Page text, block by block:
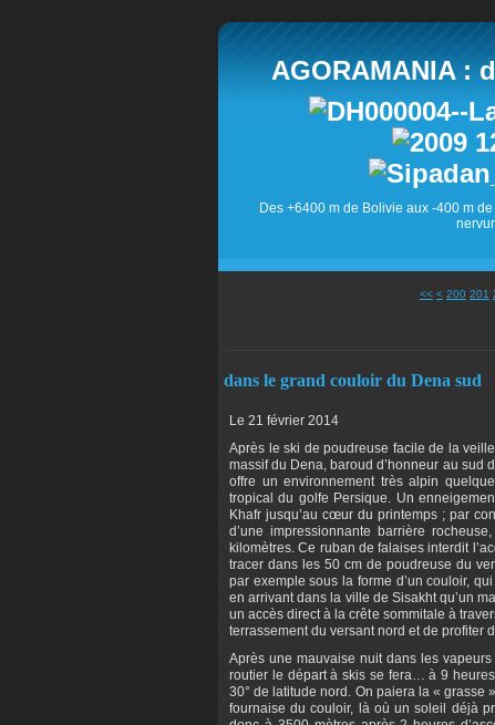
AGORAMANIA :
Des +6400 m de Bolivie aux -400 m
<< < 200 201
dans le grand couloir du Dena sud
Le 21 février 2014
Après le ski de poudreuse facile de la
massif du Dena, baroud d’honneur au sud
offre un environnement très alpin
tropical du golfe Persique. Un
Khafr jusqu’au cœur du printemps ; par
d’une impressionnante barrière
kilomètres. Ce ruban de falaises interdit
tracer dans les 50 cm de poudreuse du
par exemple sous la forme d’un couloir,
en arrivant dans la ville de Sisakht qu’un
un accès direct à la crête sommitale à
terrassement du versant nord et de profiter
Après une mauvaise nuit dans les
routier le départ à skis se fera… à 9
30° de latitude nord. On paiera la « grasse
fournaise du couloir, là où un soleil déjà